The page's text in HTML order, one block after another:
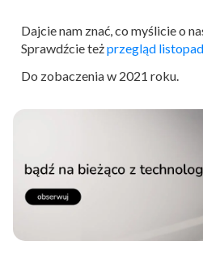
Dajcie nam znać, co myślicie o
Sprawdźcie teżprzegląd
Do zobaczenia w 2021 roku.